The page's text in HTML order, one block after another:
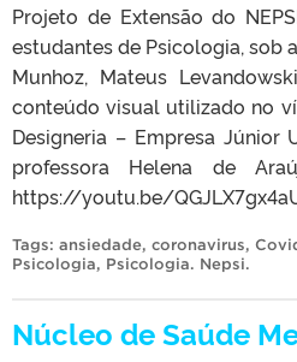
Projeto de Extensão do
estudantes de Psicologia, sob
Munhoz, Mateus
conteúdo visual utilizado no
Designeria – Empresa Júnior
professora Helena de
https://youtu.be/
Tags: ansiedade, coronavirus,
Psicologia, Psicologia. Nepsi.
Núcleo de Saúde